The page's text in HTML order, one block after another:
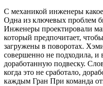
С механикой инженеры
Одна из ключевых проблем
Инженеры проектировали
который предпочитает,
загружены в поворотах.
совершенно не подходила, и
доработанную подвеску.
когда это не сработало,
каждым Гран При команда